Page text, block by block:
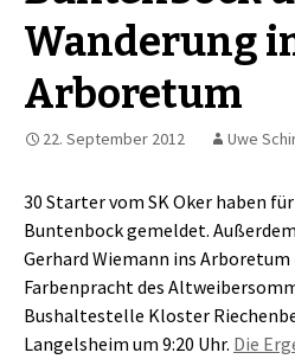
Wanderung
Arboretum
22. September 2012 Uwe
30 Starter vom SK Oker haben
Buntenbock gemeldet.
Gerhard Wiemann ins Arboretum
Farbenpracht des
Bushaltestelle Kloster
Langelsheim um 9:20 Uhr. Die